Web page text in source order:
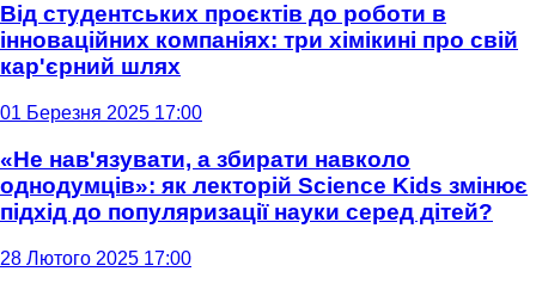
Від студентських проєктів до роботи в
інноваційних компаніях: три хімікині про свій
кар'єрний шлях
01 Березня 2025 17:00
«Не нав'язувати, а збирати навколо
однодумців»: як лекторій Science Kids змінює
підхід до популяризації науки серед дітей?
28 Лютого 2025 17:00